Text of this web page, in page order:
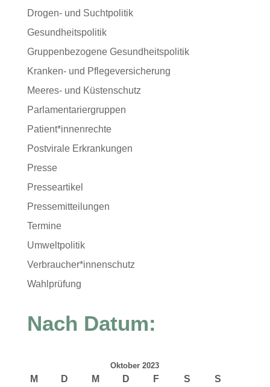
Drogen- und Suchtpolitik
Gesundheitspolitik
Gruppenbezogene Gesundheitspolitik
Kranken- und Pflegeversicherung
Meeres- und Küstenschutz
Parlamentariergruppen
Patient*innenrechte
Postvirale Erkrankungen
Presse
Presseartikel
Pressemitteilungen
Termine
Umweltpolitik
Verbraucher*innenschutz
Wahlprüfung
Nach Datum:
Oktober 2023
M D M D F S
S